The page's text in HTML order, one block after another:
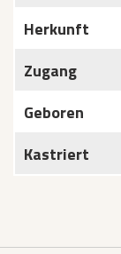
Herkunft
Zugang
Geboren
Kastriert